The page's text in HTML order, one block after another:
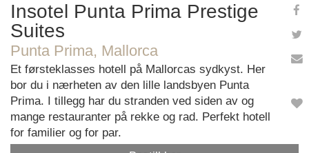
Insotel Punta Prima Prestige
Suites
Punta Prima, Mallorca
Et førsteklasses hotell på Mallorcas sydkyst. Her
bor du i nærheten av den lille landsbyen Punta
Prima. I tillegg har du stranden ved siden av og
mange restauranter på rekke og rad. Perfekt hotell
for familier og for par.